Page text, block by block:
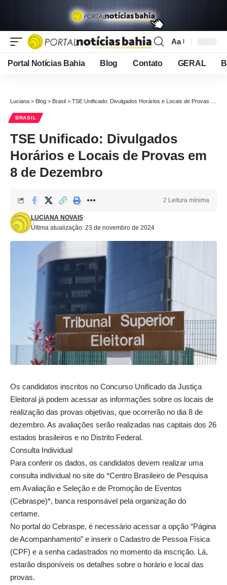
Font
Resizer
Aa
Portal Notícias Bahia Blog Contato GERAL
Luciana > Blog > Brasil > TSE Unificado: Divulgados Horários e Locais de Provas em 8 de Dezembro
BRASIL
TSE Unificado: Divulgados
Horários e Locais de Provas em
8 de Dezembro
Última atualização: 23 de novembro de 2024
LUCIANA NOVAIS
2 Leitura mínima
Os candidatos inscritos no Concurso Unificado da Justiça
Eleitoral já podem acessar as informações sobre os locais de
realização das provas objetivas, que ocorrerão no dia 8 de
dezembro. As avaliações serão realizadas nas capitais dos 26
estados brasileiros e no Distrito Federal.
Consulta Individual
Para conferir os dados, os candidatos devem realizar uma
consulta individual no site do *Centro Brasileiro de Pesquisa
em Avaliação e Seleção e de Promoção de Eventos
(Cebraspe)*, banca responsável pela organização do
certame.
No portal do Cebraspe, é necessário acessar a opção “Página
de Acompanhamento” e inserir o Cadastro de Pessoa Física
(CPF) e a senha cadastrados no momento da inscrição. Lá,
estarão disponíveis os detalhes sobre o horário e local das
provas.